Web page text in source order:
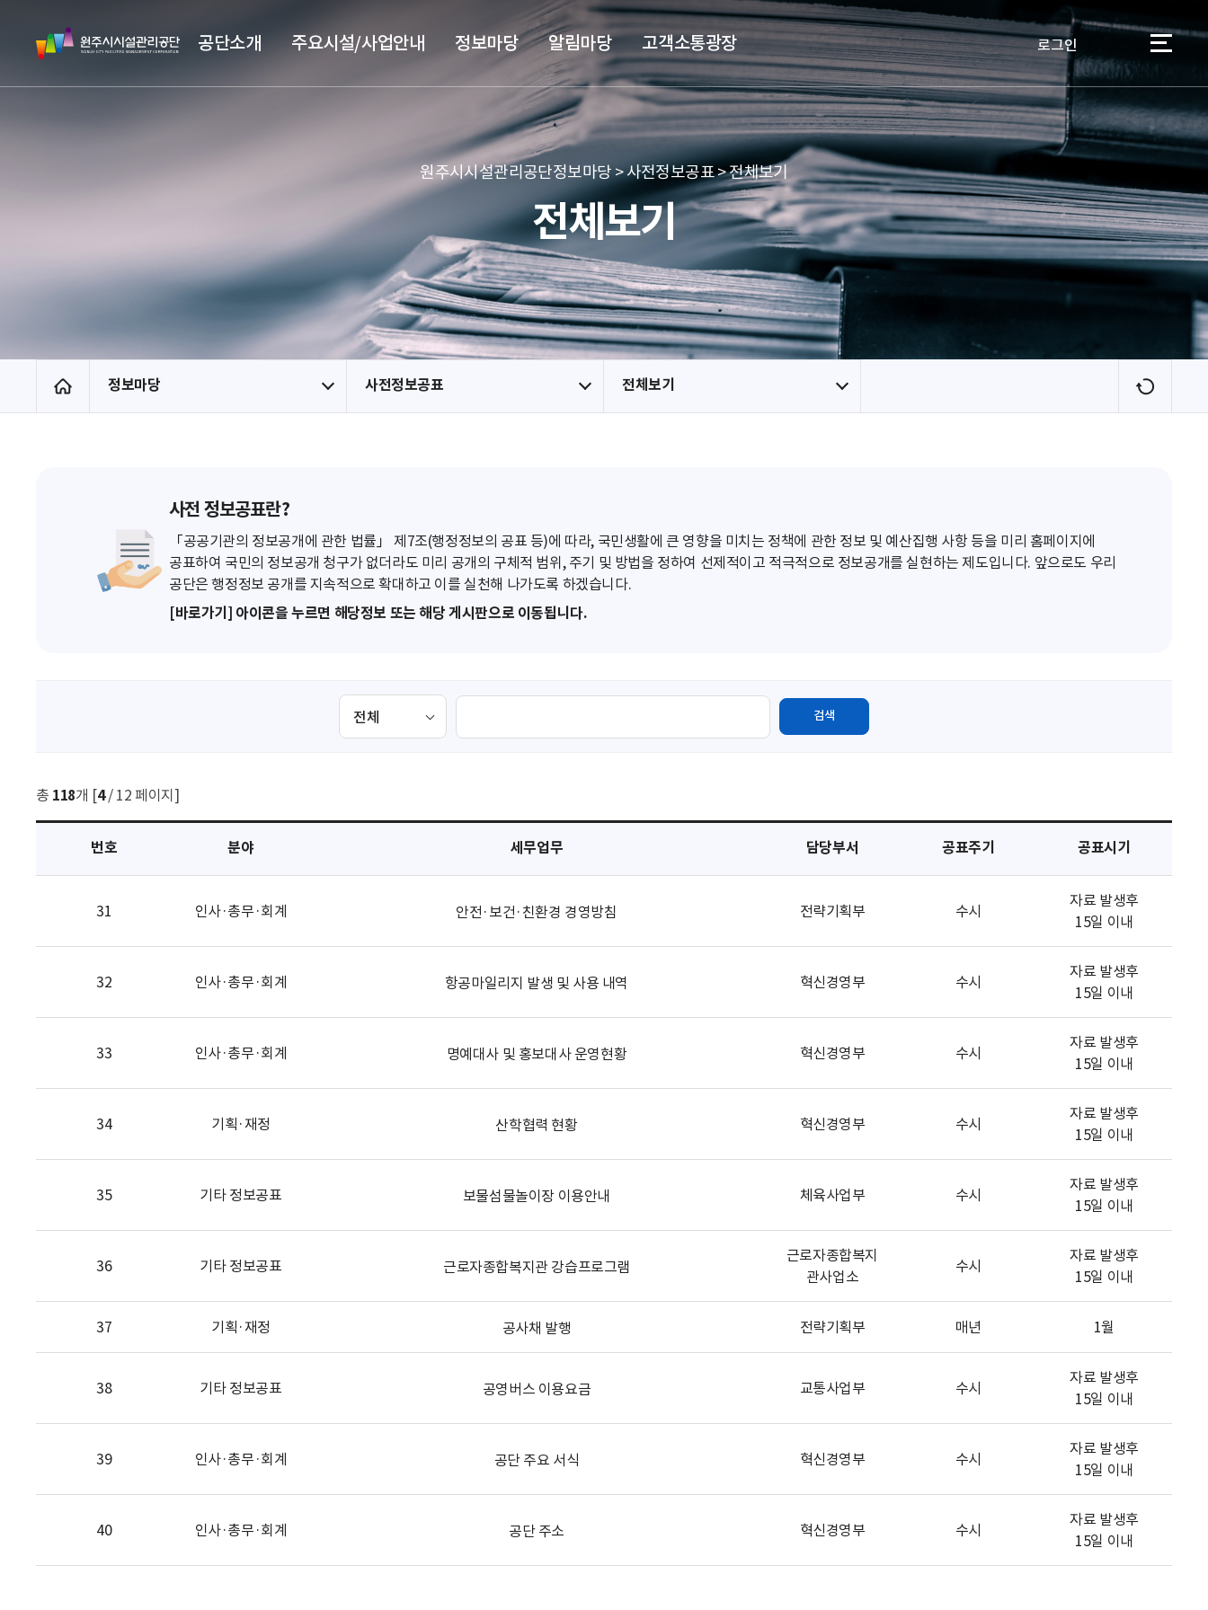
본문 바로가기
메뉴 바로가기
원
주
시
관
단
공단소개 주요시설/사업안내 정보마당 알림마당 고객소통광장 로그인 이용자
원주시시설관리공단정보마당 > 사전정보공표 > 전체보기
전체보기
홈 정보마당 사전정보공표 전체보기
새
로
사전 정보공표란?
「공공기관의 정보공개에 관한 법률」 제7조(행정정보의 공표 등)에 따라, 국민생활에 큰 영향을 미치는 정책에 관한 정보 및 예산집행 사항 등을 미리 홈페이지에
공표하여 국민의 정보공개 청구가 없더라도 미리 공개의 구체적 범위, 주기 및 방법을 정하여 선제적이고 적극적으로 정보공개를 실현하는 제도입니다. 앞으로도 우리
공단은 행정정보 공개를 지속적으로 확대하고 이를 실천해 나가도록 하겠습니다.
[바로가기] 아이콘을 누르면 해당정보 또는 해당 게시판으로 이동됩니다.
검
검색
총 118개 [4/ 12 페이지]
번호 분야 세무업무 담당부서 공표주기 공표시기
31 인사·총무·회계 안전·보건·친환경 경영방침 전략기획부 수시
자료 발생후
15일 이내
32 인사·총무·회계 항공마일리지 발생 및 사용 내역 혁신경영부 수시
자료 발생후
15일 이내
33 인사·총무·회계 명예대사 및 홍보대사 운영현황 혁신경영부 수시
자료 발생후
15일 이내
34 기획·재정 산학협력 현황 혁신경영부 수시
자료 발생후
15일 이내
35 기타 정보공표 보물섬물놀이장 이용안내 체육사업부 수시
자료 발생후
15일 이내
36 기타 정보공표 근로자종합복지관 강습프로그램
근로자종합복지
관사업소
수시
자료 발생후
15일 이내
37 기획·재정 공사채 발행 전략기획부 매년 1월
38 기타 정보공표 공영버스 이용요금 교통사업부 수시
자료 발생후
15일 이내
39 인사·총무·회계 공단 주요 서식 혁신경영부 수시
자료 발생후
15일 이내
40 인사·총무·회계 공단 주소 혁신경영부 수시
자료 발생후
15일 이내